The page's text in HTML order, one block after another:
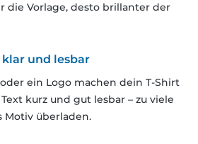
die Vorlage, desto brillanter der
klar und lesbar
ein Logo machen dein T-Shirt
kurz und gut lesbar – zu viele
Motiv überladen.